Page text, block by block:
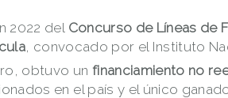
2022 del Concurso de Líneas de
, convocado por el Instituto
obtuvo un financiamiento no
en el país y el único